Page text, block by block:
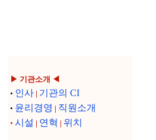
▶ 기관소개 ◀
• 인사 | 기관의 CI
• 윤리경영 | 직원소개
• 시설 | 연혁 | 위치